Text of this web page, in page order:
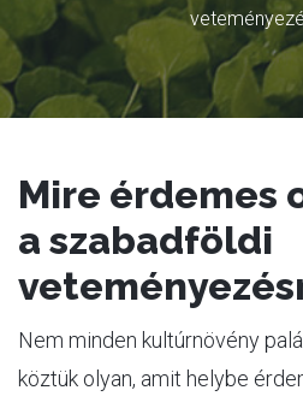
Mire érdemes
a szabadföldi
Nem minden kultúrnövény
köztük olyan, amit helybe